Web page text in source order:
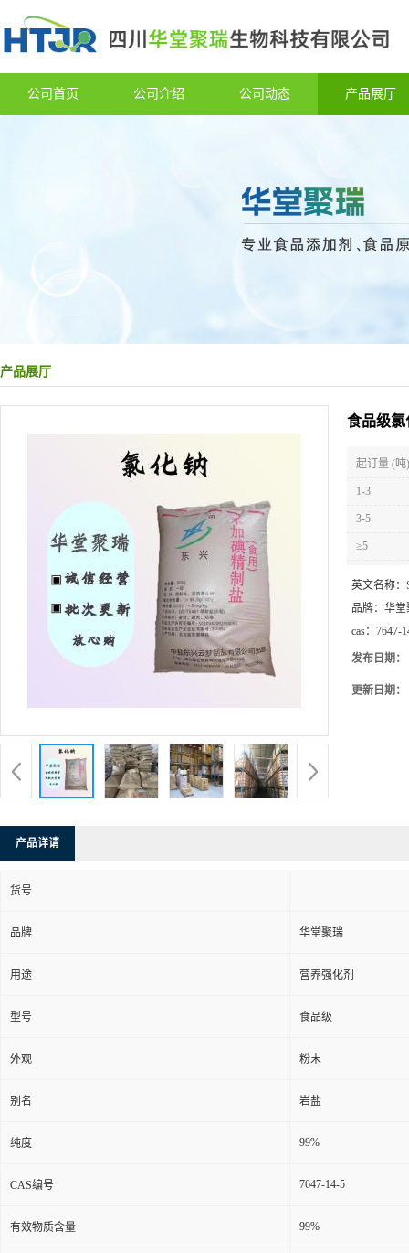
公司首页 公司介绍 公司动态 产品展厅
产品展厅
食品级氯
起订量 (吨)
1-3
3-5
≥5
英文名称：
品牌： 华堂
cas： 7647-
发布日期：
更新日期：
产品详请
货号
品牌 华堂聚瑞
用途 营养强化剂
型号 食品级
外观 粉末
别名 岩盐
纯度 99%
CAS编号 7647-14-5
有效物质含量 99%